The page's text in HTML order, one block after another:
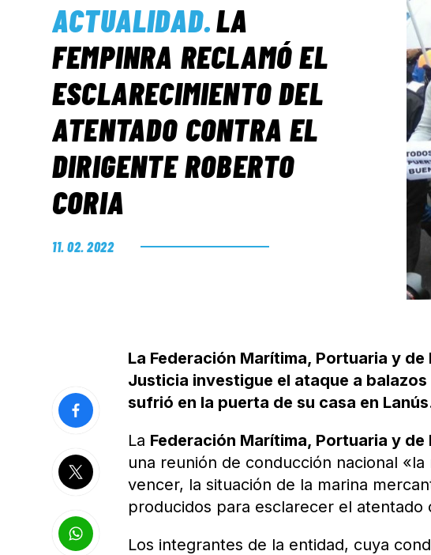
ACTUALIDAD.LA
FEMPINRA RECLAMÓ EL
ESCLARECIMIENTO DEL
ATENTADO CONTRA EL
DIRIGENTE ROBERTO
CORIA
11. 02. 2022
La Federación Marítima, Portuaria y
Justicia investigue el ataque a
sufrió en la puerta de su casa en
La Federación Marítima, Portuaria y de
una reunión de conducción nacional
vencer, la situación de la marina
producidos para esclarecer el atentado
Los integrantes de la entidad, cuya